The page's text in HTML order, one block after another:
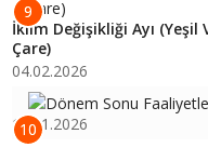
9
İklim Değişikliği Ayı
Çare)
04.02.2026
10
16.01.2026